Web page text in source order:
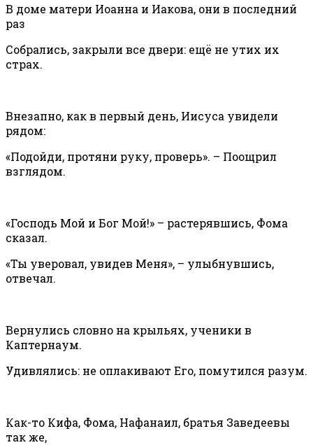
В доме матери Иоанна и Иакова, они в последний
раз
Собрались, закрыли все двери: ещё не утих их
страх.
Внезапно, как в первый день, Иисуса увидели
рядом:
«Подойди, протяни руку, проверь». – Поощрил
взглядом.
«Господь Мой и Бог Мой!» – растерявшись, Фома
сказал.
«Ты уверовал, увидев Меня», – улыбнувшись,
отвечал.
Вернулись словно на крыльях, ученики в
Каптернаум.
Удивлялись: не оплакивают Его, помутился разум.
Как-то Кифа, Фома, Нафанаил, братья Заведеевы
так же,